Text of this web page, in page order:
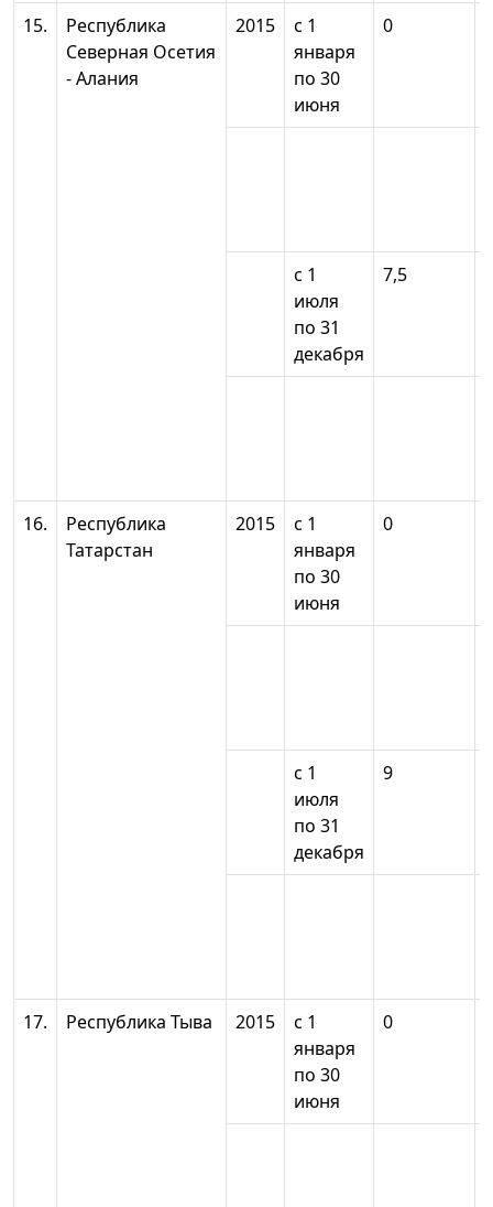
15.
Республика
Северная Осетия
- Алания
2015
с 1
января
по 30
июня
0
с 1
июля
по 31
декабря
7,5
16.
Республика
Татарстан
2015
с 1
января
по 30
июня
0
с 1
июля
по 31
декабря
9
17. Республика Тыва 2015
с 1
января
по 30
июня
0